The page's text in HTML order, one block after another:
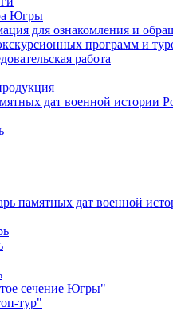
Югры
для ознакомления и
программ и
работа
дат военной истории
памятных дат военной
сечение Югры"
тур"